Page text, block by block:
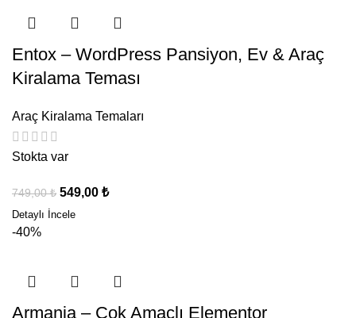
Entox – WordPress Pansiyon, Ev & Araç
Kiralama Teması
Araç Kiralama Temaları
Stokta var
749,00₺ 549,00 ₺
-40%
Armania – Çok Amaçlı Elementor